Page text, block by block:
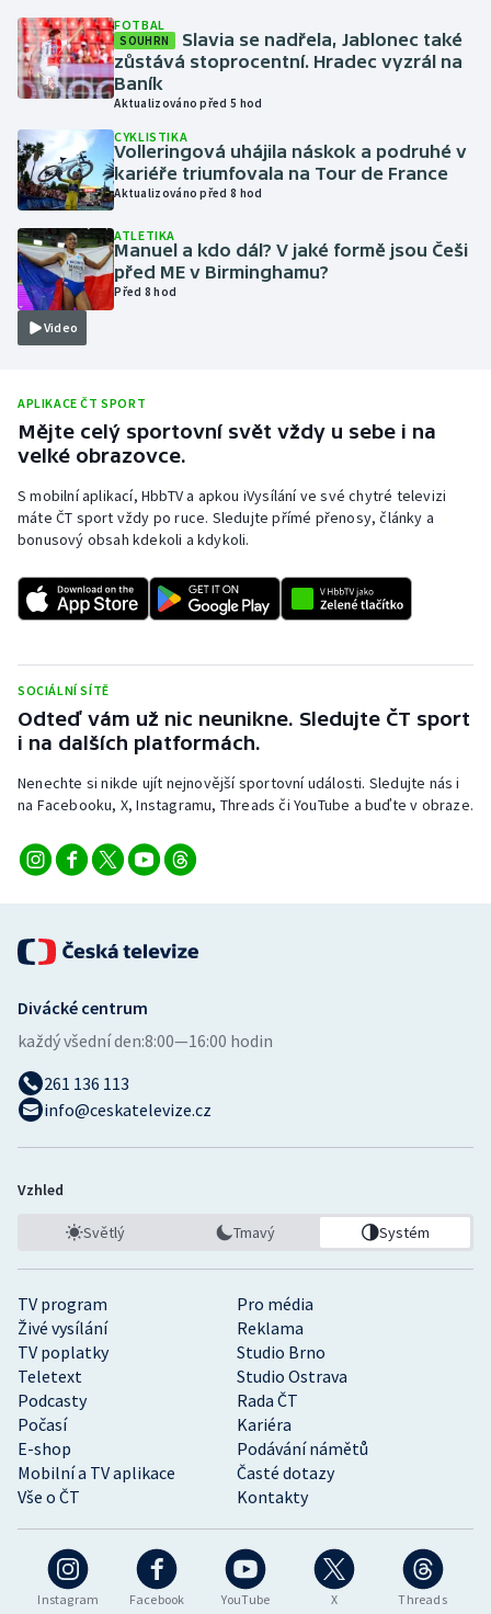
Lyže a snowboard
Moderní pětiboj
Olympijské hry
Parasport
Plavání
Plážový volejbal
Rychlobruslení
Rychlostní kanoistika
Short track
Sportovní střelba
Triatlon
Veslování
Vodní slalom
Volejbal
Ostatní
FOTBAL
SOUHRN
Slavia se nadřela, Jablonec také
zůstává stoprocentní. Hradec vyzrál na
Baník
Aktualizováno před 5 hod
CYKLISTIKA
Volleringová uhájila náskok a podruhé v
kariéře triumfovala na Tour de France
Aktualizováno před 8 hod
Video
ATLETIKA
Manuel a kdo dál? V jaké formě jsou Češi
před ME v Birminghamu?
Před 8 hod
APLIKACE ČT SPORT
Mějte celý sportovní svět vždy u sebe i na
velké obrazovce.
S mobilní aplikací, HbbTV a apkou iVysílání ve své chytré televizi
máte ČT sport vždy po ruce. Sledujte přímé přenosy, články a
bonusový obsah kdekoli a kdykoli.
SOCIÁLNÍ SÍTĚ
Odteď vám už nic neunikne. Sledujte ČT sport
i na dalších platformách.
Nenechte si nikde ujít nejnovější sportovní události. Sledujte nás i
na Facebooku, X, Instagramu, Threads či YouTube a buďte v obraze.
Instagram Facebook YouTube X Threads
TV program
Pro média
Živé vysílání
Reklama
TV poplatky
Studio Brno
Teletext
Studio Ostrava
Podcasty
Rada ČT
Počasí
Kariéra
E-shop
Podávání námětů
Mobilní a TV aplikace
Časté dotazy
Vše o ČT
Kontakty
Divácké centrum
každý všední den:8:00—16:00 hodin
261 136 113
info@ceskatelevize.cz
Vzhled
Světlý Tmavý Systém